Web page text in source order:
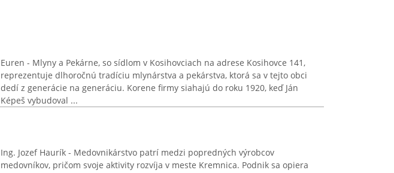
Euren - Mlyny a Pekárne, so sídlom v Kosihovciach na adrese Kosihovce 141,
reprezentuje dlhoročnú tradíciu mlynárstva a pekárstva, ktorá sa v tejto obci
dedí z generácie na generáciu. Korene firmy siahajú do roku 1920, keď Ján
Képeš vybudoval ...
Ing. Jozef Haurík - Medovnikárstvo patrí medzi popredných výrobcov
medovníkov, pričom svoje aktivity rozvíja v meste Kremnica. Podnik sa opiera